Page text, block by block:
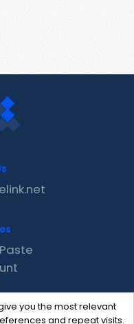
you the most relevant
and repeat visits.